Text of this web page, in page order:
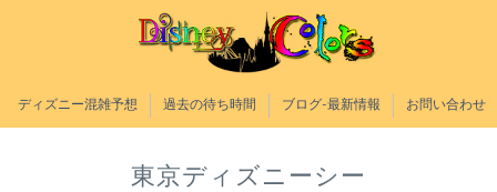
ディズニー混雑予想 過去の待ち時間 ブログ-最新情報 お問い合わせ
東京ディズニーシー